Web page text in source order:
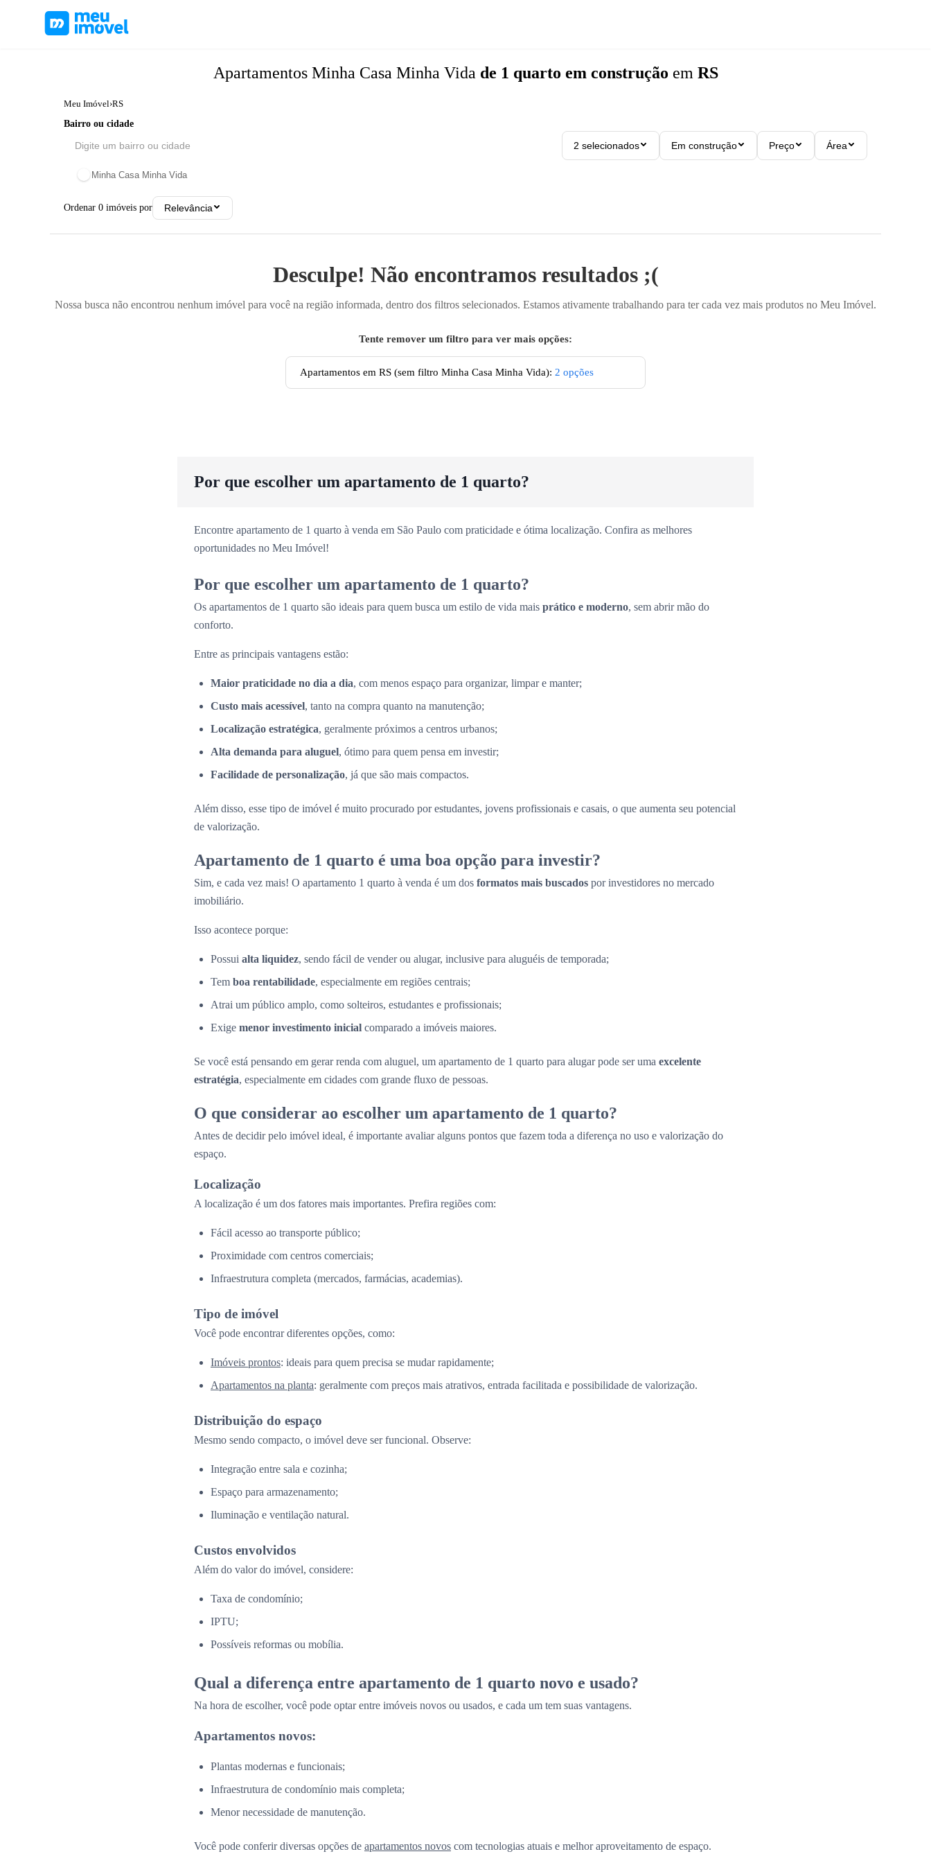
Apartamentos Minha Casa Minha Vida de 1 quarto em construção em RS
Meu Imóvel›RS
Bairro ou cidade
2 selecionados Em construção Preço Área
Minha Casa Minha Vida
Ordenar 0 imóveis por Relevância
Desculpe! Não encontramos resultados ;(
Nossa busca não encontrou nenhum imóvel para você na região informada, dentro dos filtros selecionados. Estamos ativamente trabalhando para ter cada vez mais produtos no Meu Imóvel.
Tente remover um filtro para ver mais opções:
Apartamentos em RS (sem filtro Minha Casa Minha Vida): 2 opções
Por que escolher um apartamento de 1 quarto?
Encontre apartamento de 1 quarto à venda em São Paulo com praticidade e ótima localização. Confira as melhores
oportunidades no Meu Imóvel!
Por que escolher um apartamento de 1 quarto?
Os apartamentos de 1 quarto são ideais para quem busca um estilo de vida mais prático e moderno, sem abrir mão do
conforto.
Entre as principais vantagens estão:
Maior praticidade no dia a dia, com menos espaço para organizar, limpar e manter;
Custo mais acessível, tanto na compra quanto na manutenção;
Localização estratégica, geralmente próximos a centros urbanos;
Alta demanda para aluguel, ótimo para quem pensa em investir;
Facilidade de personalização, já que são mais compactos.
Além disso, esse tipo de imóvel é muito procurado por estudantes, jovens profissionais e casais, o que aumenta seu potencial
de valorização.
Apartamento de 1 quarto é uma boa opção para investir?
Sim, e cada vez mais! O apartamento 1 quarto à venda é um dos formatos mais buscados por investidores no mercado
imobiliário.
Isso acontece porque:
Possui alta liquidez, sendo fácil de vender ou alugar, inclusive para aluguéis de temporada;
Tem boa rentabilidade, especialmente em regiões centrais;
Atrai um público amplo, como solteiros, estudantes e profissionais;
Exige menor investimento inicial comparado a imóveis maiores.
Se você está pensando em gerar renda com aluguel, um apartamento de 1 quarto para alugar pode ser uma excelente
estratégia, especialmente em cidades com grande fluxo de pessoas.
O que considerar ao escolher um apartamento de 1 quarto?
Antes de decidir pelo imóvel ideal, é importante avaliar alguns pontos que fazem toda a diferença no uso e valorização do
espaço.
Localização
A localização é um dos fatores mais importantes. Prefira regiões com:
Fácil acesso ao transporte público;
Proximidade com centros comerciais;
Infraestrutura completa (mercados, farmácias, academias).
Tipo de imóvel
Você pode encontrar diferentes opções, como:
Imóveis prontos: ideais para quem precisa se mudar rapidamente;
Apartamentos na planta: geralmente com preços mais atrativos, entrada facilitada e possibilidade de valorização.
Distribuição do espaço
Mesmo sendo compacto, o imóvel deve ser funcional. Observe:
Integração entre sala e cozinha;
Espaço para armazenamento;
Iluminação e ventilação natural.
Custos envolvidos
Além do valor do imóvel, considere:
Taxa de condomínio;
IPTU;
Possíveis reformas ou mobília.
Qual a diferença entre apartamento de 1 quarto novo e usado?
Na hora de escolher, você pode optar entre imóveis novos ou usados, e cada um tem suas vantagens.
Apartamentos novos:
Plantas modernas e funcionais;
Infraestrutura de condomínio mais completa;
Menor necessidade de manutenção.
Você pode conferir diversas opções de apartamentos novos com tecnologias atuais e melhor aproveitamento de espaço.